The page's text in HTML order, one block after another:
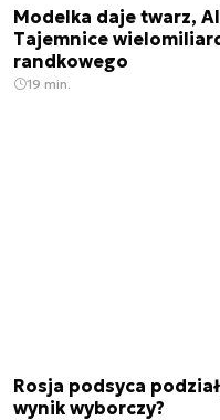
Modelka daje twarz,
Tajemnice
randkowego
19 min.
Rosja podsyca
wynik wyborczy?